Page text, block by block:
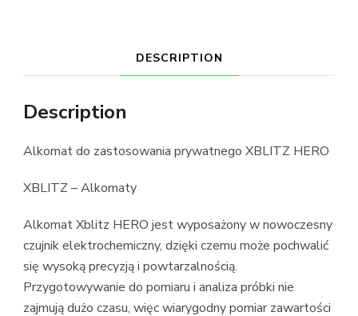
DESCRIPTION
Description
Alkomat do zastosowania prywatnego XBLITZ HERO
XBLITZ – Alkomaty
Alkomat Xblitz HERO jest wyposażony w nowoczesny
czujnik elektrochemiczny, dzięki czemu może pochwalić
się wysoką precyzją i powtarzalnością.
Przygotowywanie do pomiaru i analiza próbki nie
zajmują dużo czasu, więc wiarygodny pomiar zawartości